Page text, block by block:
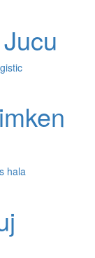
hala